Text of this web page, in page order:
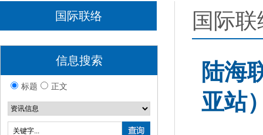
国际联络
信息搜索
标题 正文
国际联
陆海
亚站